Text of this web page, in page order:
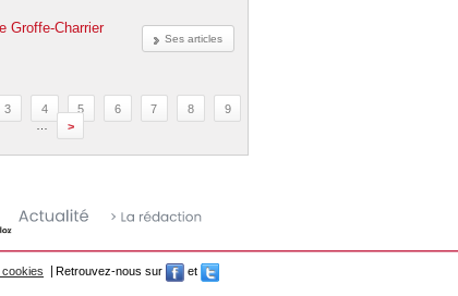
Ses articles
Groffe-Charrier
3 4 5 6 7 8
9
>
Retrouvez-nous sur
et